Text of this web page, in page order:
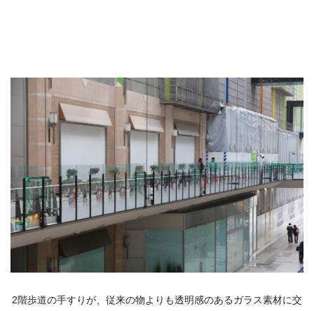
2階歩道の手すりが、従来の物よりも透明感のあるガラス素材に交